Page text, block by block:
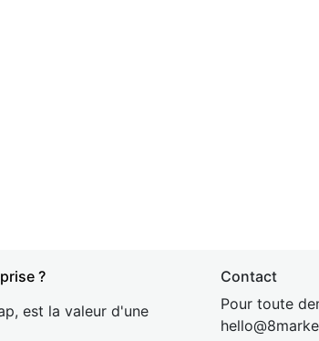
?
est la valeur d'une
Contact
Pour toute
hel